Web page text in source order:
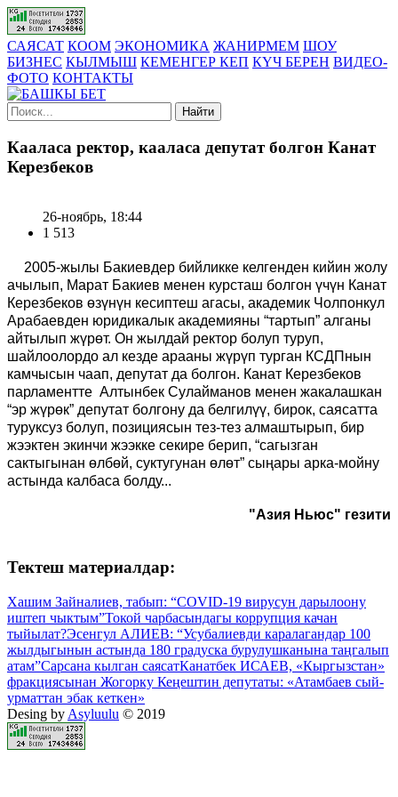
САЯСАТ КООМ ЭКОНОМИКА ЖАНИРМЕМ ШОУ
БИЗНЕС КЫЛМЫШ КЕМЕНГЕР КЕП КҮЧ БЕРЕН ВИДЕО-
ФОТО КОНТАКТЫ
Найти
Кааласа ректор, кааласа депутат болгон Канат
Керезбеков
26-ноябрь, 18:44
1 513
2005-жылы Бакиевдер бийликке келгенден кийин жолу
ачылып, Марат Бакиев менен курсташ болгон үчүн Канат
Керезбеков өзүнүн кесиптеш агасы, академик Чолпонкул
Арабаевден юридикалык академияны “тартып” алганы
айтылып жүрөт. Он жылдай ректор болуп туруп,
шайлоолордо ал кезде арааны жүрүп турган КСДПнын
камчысын чаап, депутат да болгон. Канат Керезбеков
парламентте Алтынбек Сулайманов менен жакалашкан
“эр жүрөк” депутат болгону да белгилүү, бирок, саясатта
туруксуз болуп, позициясын тез-тез алмаштырып, бир
жээктен экинчи жээкке секире берип, “сагызган
сактыгынан өлбөй, суктугунан өлөт” сыңары арка-мойну
астында калбаса болду...
"Азия Ньюс" гезити
Тектеш материалдар:
Хашим Зайналиев, табып: “COVID-19 вирусун дарылоону
иштеп чыктым”Токой чарбасындагы коррупция качан
тыйылат?Эсенгул АЛИЕВ: “Усубалиевди каралагандар 100
жылдыгынын астында 180 градуска бурулушканына таңгалып
атам”Сарсана кылган саясатКанатбек ИСАЕВ, «Кыргызстан»
фракциясынан Жогорку Кеңештин депутаты: «Атамбаев сый-
урматтан эбак кеткен»
Desing by Asyluulu © 2019